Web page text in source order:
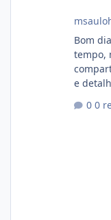
Bom
tempo,
e
0